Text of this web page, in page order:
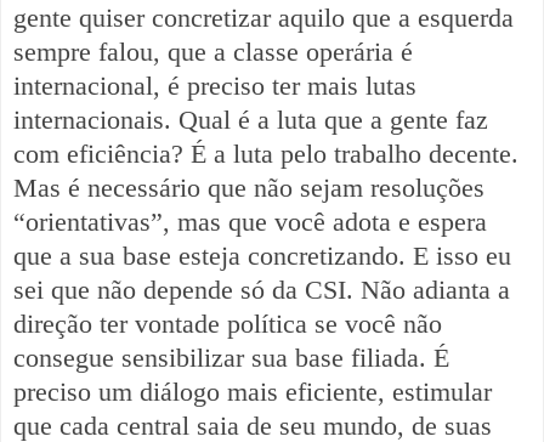
gente quiser concretizar aquilo que a esquerda
sempre falou, que a classe operária é
internacional, é preciso ter mais lutas
internacionais. Qual é a luta que a gente faz
com eficiência? É a luta pelo trabalho decente.
Mas é necessário que não sejam resoluções
“orientativas”, mas que você adota e espera
que a sua base esteja concretizando. E isso eu
sei que não depende só da CSI. Não adianta a
direção ter vontade política se você não
consegue sensibilizar sua base filiada. É
preciso um diálogo mais eficiente, estimular
que cada central saia de seu mundo, de suas